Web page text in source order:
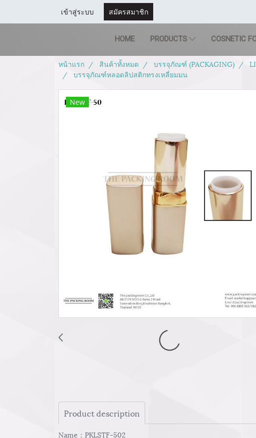
เข้าสู่ระบบ สมัครสมาชิก
HOME PRODUCTS COSNETIC
หน้าแรก สินค้าทั้งหมด บรรจุภัณฑ์ (PACKAGING)
บรรจุภัณฑ์หลอดลิปสติกทรงเหลี่ยมมน
New
Product description
Name：PKLSTF-502